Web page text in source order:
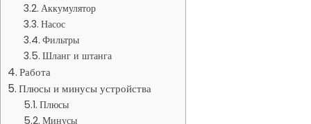
Аккумулятор
Насос
Фильтры
Шланг и штанга
Работа
Плюсы и минусы устройства
Плюсы
Минусы